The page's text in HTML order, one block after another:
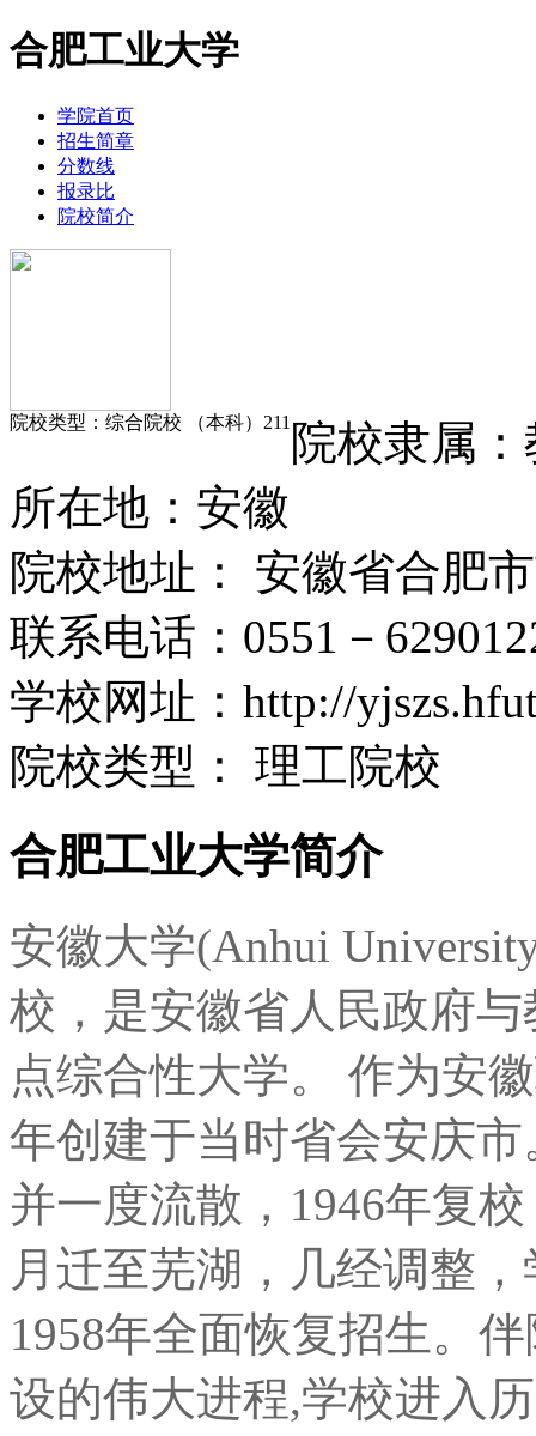
合肥工业大学
学院首页
招生简章
分数线
报录比
院校简介
院校类型： 综合院校 （本科） 211 院校隶属：
所在地： 安徽
院校地址：
安徽省合肥
联系电话： 0551－
学校网址： http://
院校类型：
理工院校
合肥工业大学简介
安徽大学(Anhui
校，是安徽省人民政府
点综合性大学。 作为安
年创建于当时省会安庆
并一度流散，1946年复
月迁至芜湖，几经调整
1958年全面恢复招生。
设的伟大进程,学校进入